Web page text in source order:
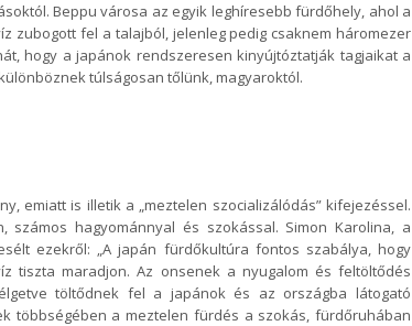
Beppu városa az egyik leghíresebb fürdőhely, ahol a
zubogott fel a talajból, jelenleg pedig csaknemháromezer
hogy a japánok rendszeresen kinyújtóztatják tagjaikat a
túlságosan tőlünk, magyaroktól.
emiatt is illetik a „meztelen szocializálódás” kifejezéssel.
számos hagyománnyal és szokással. Simon Karolina, a
ezekről: „A japán fürdőkultúra fontos szabálya, hogy
tiszta maradjon. Az onsenek a nyugalom és feltöltődés
töltődnek fel a japánok és az országba látogató
többségében a meztelen fürdés a szokás, fürdőruhában